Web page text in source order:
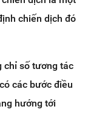
chiến dịch đó
chỉ số tương tác
các bước điều
hướng tới